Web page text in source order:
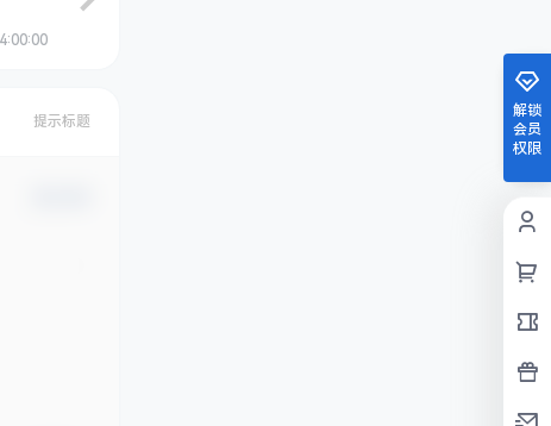
提示标题
解锁
会员
权限